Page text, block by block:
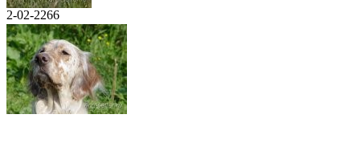
2-02-2266